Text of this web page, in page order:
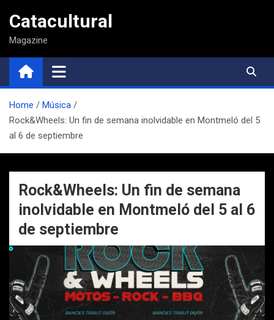
contenido
Catacultural
Magazine
Home
Música
Rock&Wheels: Un fin de semana inolvidable en Montmeló del 5
al 6 de septiembre
Rock&Wheels: Un fin de semana
inolvidable en Montmeló del 5 al 6
de septiembre